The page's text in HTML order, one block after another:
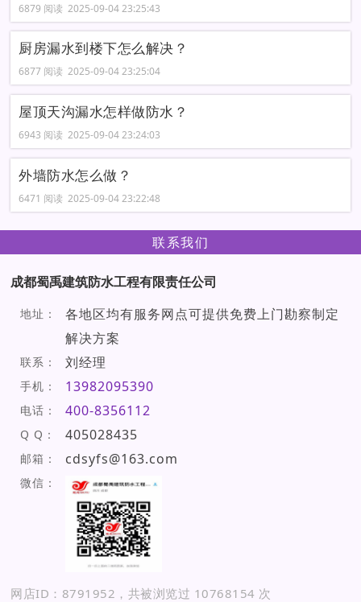
6879 阅读 2025-09-04 23:25:43
厨房漏水到楼下怎么解决？
6877 阅读 2025-09-04 23:25:04
屋顶天沟漏水怎样做防水？
6943 阅读 2025-09-04 23:24:03
外墙防水怎么做？
6471 阅读 2025-09-04 23:22:48
联系我们
成都蜀禹建筑防水工程有限责任公司
地址：
各地区均有服务网点可提供免费上门勘察制定
解决方案
联系： 刘经理
手机： 13982095390
电话： 400-8356112
Q Q： 405028435
邮箱： cdsyfs@163.com
微信：
网店ID：8791952，共被浏览过 10768154 次